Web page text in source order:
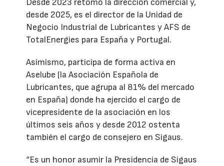
Desde 2023 retomó la dirección comercial y,
desde 2025, es el director de la Unidad de
Negocio Industrial de Lubricantes y AFS de
TotalEnergies para España y Portugal.
Asimismo, participa de forma activa en
Aselube (la Asociación Española de
Lubricantes, que agrupa al 81% del mercado
en España) donde ha ejercido el cargo de
vicepresidente de la asociación en los
últimos seis años y desde 2012 ostenta
también el cargo de consejero en Sigaus.
“Es un honor asumir la Presidencia de Sigaus